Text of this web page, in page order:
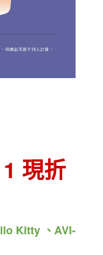
現折
Kitty 、AVI-